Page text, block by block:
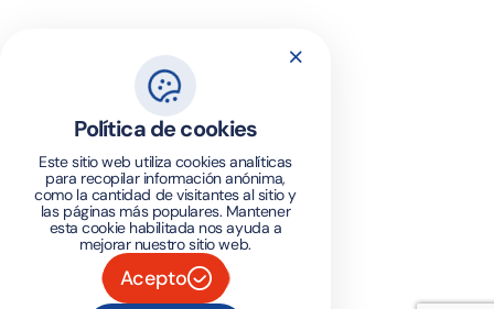
Política de cookies
Este sitio web utiliza cookies analíticas
para recopilar información anónima,
como la cantidad de visitantes al sitio y
las páginas más populares. Mantener
esta cookie habilitada nos ayuda a
mejorar nuestro sitio web.
Acepto